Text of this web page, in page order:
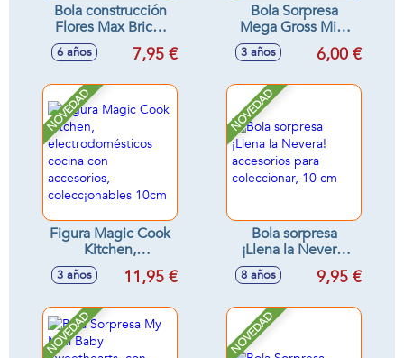
Bola construcción
Flores Max Bricks
coleccionable 40 x
30 cm. - Modelos
6 años 7,95 €
Bola Sorpresa
Mega Gross Mini
serie 2 comida
asquerosa 9'5 x 9'5
3 años 6,00 €
NOVEDAD
Figura Magic Cook
Kitchen,
electrodomésticos
cocina con
colecc¡onables
10cm
3 años 11,95 €
NOVEDAD
Bola sorpresa
¡Llena la Nevera!
accesorios para
coleccionar, 10 cm
8 años 9,95 €
NOVEDAD NOVEDAD